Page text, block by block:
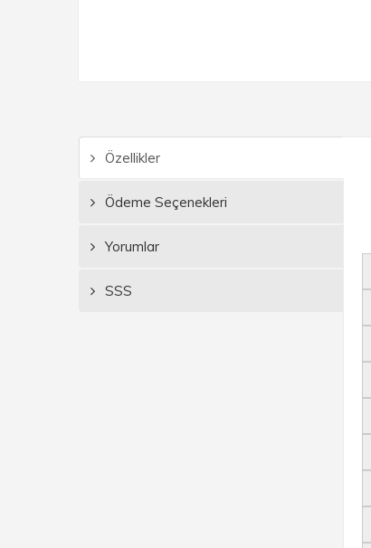
Özellikler
Ödeme Seçenekleri
Yorumlar
SSS